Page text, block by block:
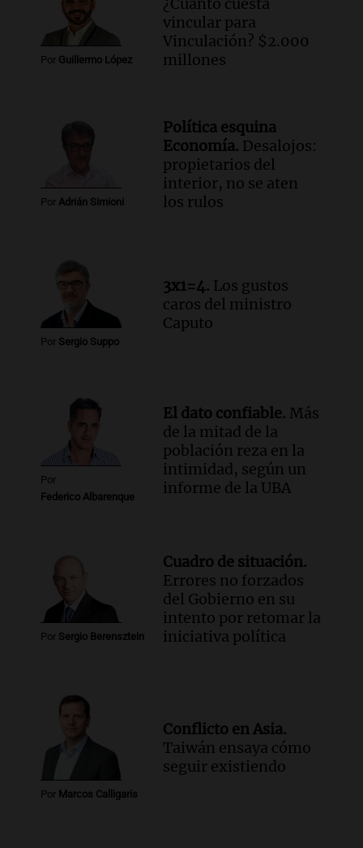
para poder seguir viviend
Una mañana para todos
Episodios
Una mañana para todos
Episodios
Altas Cumbres: rescataron a una
cabra que llevaba ocho días atrapada en
Audio.
Chile planteó mejorar la
conectividad fronteriza, aérea y digital
con Jujuy
Panorama Federal
Episodios
Por Guillermo López
vincular para
Vinculación? $2.000
millones
Por Adrián Simioni
Política esquina
Economía. Desalojos:
propietarios del
interior, no se aten
los rulos
Por Sergio Suppo
3x1=4. Los gustos
caros del ministro
Caputo
Por
Federico Albarenque
El dato confiable. Más
de la mitad de la
población reza en la
intimidad, según un
informe de la UBA
Por Sergio Berensztein
Cuadro de situación.
Errores no forzados
del Gobierno en su
intento por retomar la
iniciativa política
Por Marcos Calligaris
Conflicto en Asia.
Taiwán ensaya cómo
seguir existiendo